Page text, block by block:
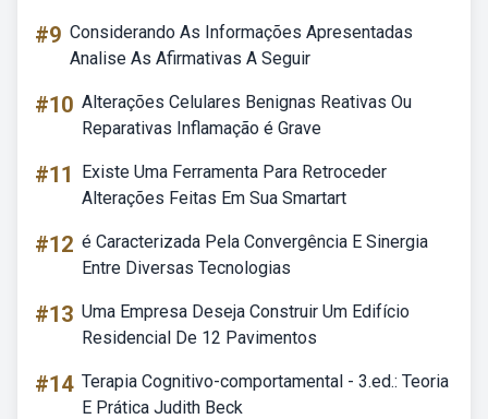
#9 Considerando As Informações Apresentadas
Analise As Afirmativas A Seguir
#10 Alterações Celulares Benignas Reativas Ou
Reparativas Inflamação é Grave
#11
Existe Uma Ferramenta Para Retroceder
Alterações Feitas Em Sua Smartart
#12 é Caracterizada Pela Convergência E Sinergia
Entre Diversas Tecnologias
#13 Uma Empresa Deseja Construir Um Edifício
Residencial De 12 Pavimentos
#14 Terapia Cognitivo-comportamental - 3.ed.: Teoria
E Prática Judith Beck